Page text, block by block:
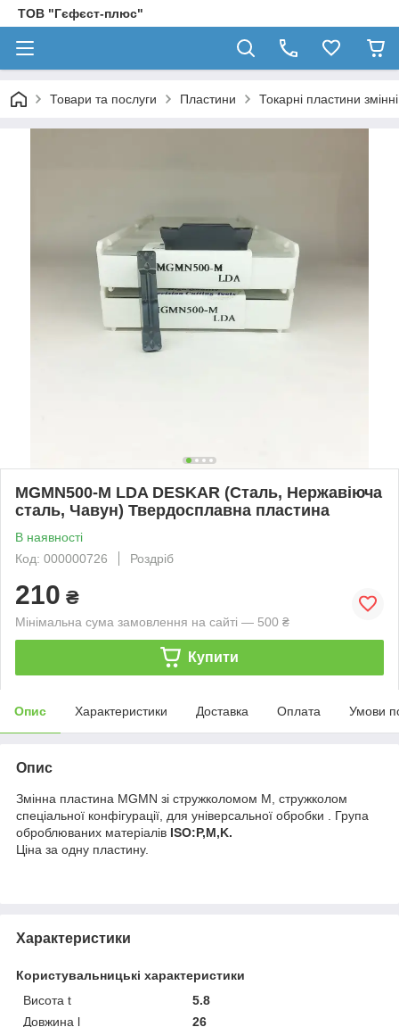
ТОВ "Гєфєст-плюс"
Товари та послуги Пластини Токарні пластини
MGMN500-M LDA DESKAR (Сталь, Нержавіюча
сталь, Чавун) Твердосплавна пластина
В наявності
Код: 000000726
Роздріб
210 ₴
Мінімальна сума замовлення на сайті — 500 ₴
Купити
Опис Характеристики Доставка Оплата Умови
Опис
Змінна пластина MGMN зі стружколомом M, стружколом
спеціальної конфігурації, для універсальної обробки . Група
оброблюваних матеріалів ISO:P,M,K.
Ціна за одну пластину.
Характеристики
Користувальницькі характеристики
Висота t
5.8
Довжина l
26